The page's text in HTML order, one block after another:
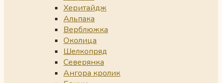
Херитайдж
Альпака
Верблюжка
Околица
Шелкопряд
Северянка
Ангора кролик